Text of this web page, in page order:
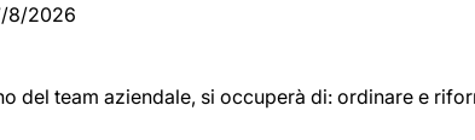
8/2026
del team aziendale, si occuperà di: ordinare e